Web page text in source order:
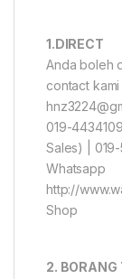
1.DIRECT
Anda boleh
contact kami
019-
Sales) |
Whatsapp
http://
Shop
2.